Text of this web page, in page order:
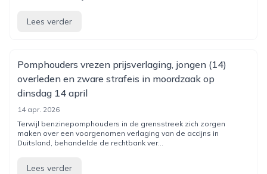
Lees verder
Pomphouders vrezen prijsverlaging, jongen (14)
overleden en zware strafeis in moordzaak op
dinsdag 14 april
14 apr. 2026
Terwijl benzinepomphouders in de grensstreek zich zorgen
maken over een voorgenomen verlaging van de accijns in
Duitsland, behandelde de rechtbank ver...
Lees verder